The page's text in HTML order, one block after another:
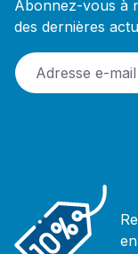
Abonnez-vous à
des dernières